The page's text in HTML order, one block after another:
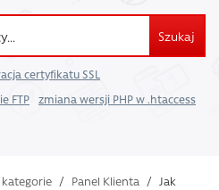
Szukaj
certyfikatu SSL
FTP zmiana wersji PHP w .htaccess
/ Panel Klienta /
Jak